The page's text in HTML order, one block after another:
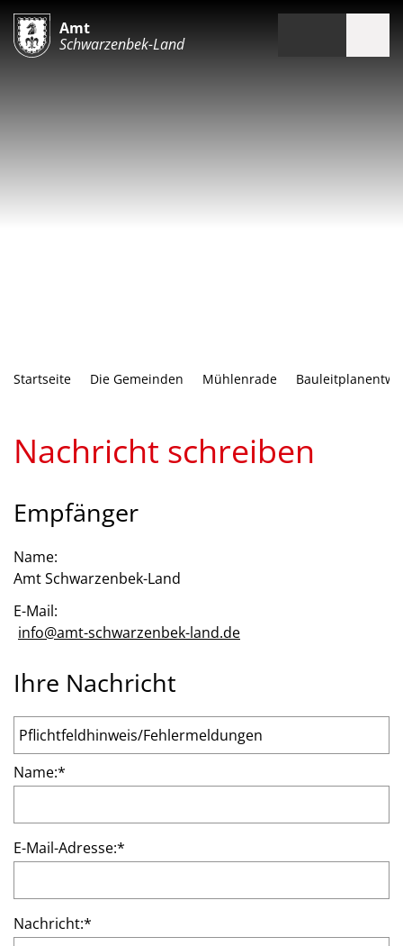
Amt
Schwarzenbek-Land
Startseite Die Gemeinden Mühlenrade
Nachricht schreiben
Empfänger
Name:
Amt Schwarzenbek-Land
E-Mail:
info@amt-schwarzenbek-land.de
Ihre Nachricht
Name:*
E-Mail-Adresse:*
Nachricht:*